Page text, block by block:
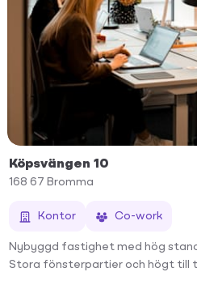
Köpsvängen 10
168 67 Bromma
Kontor Co-work
Nybyggd fastighet med hög
Stora fönsterpartier och högt till